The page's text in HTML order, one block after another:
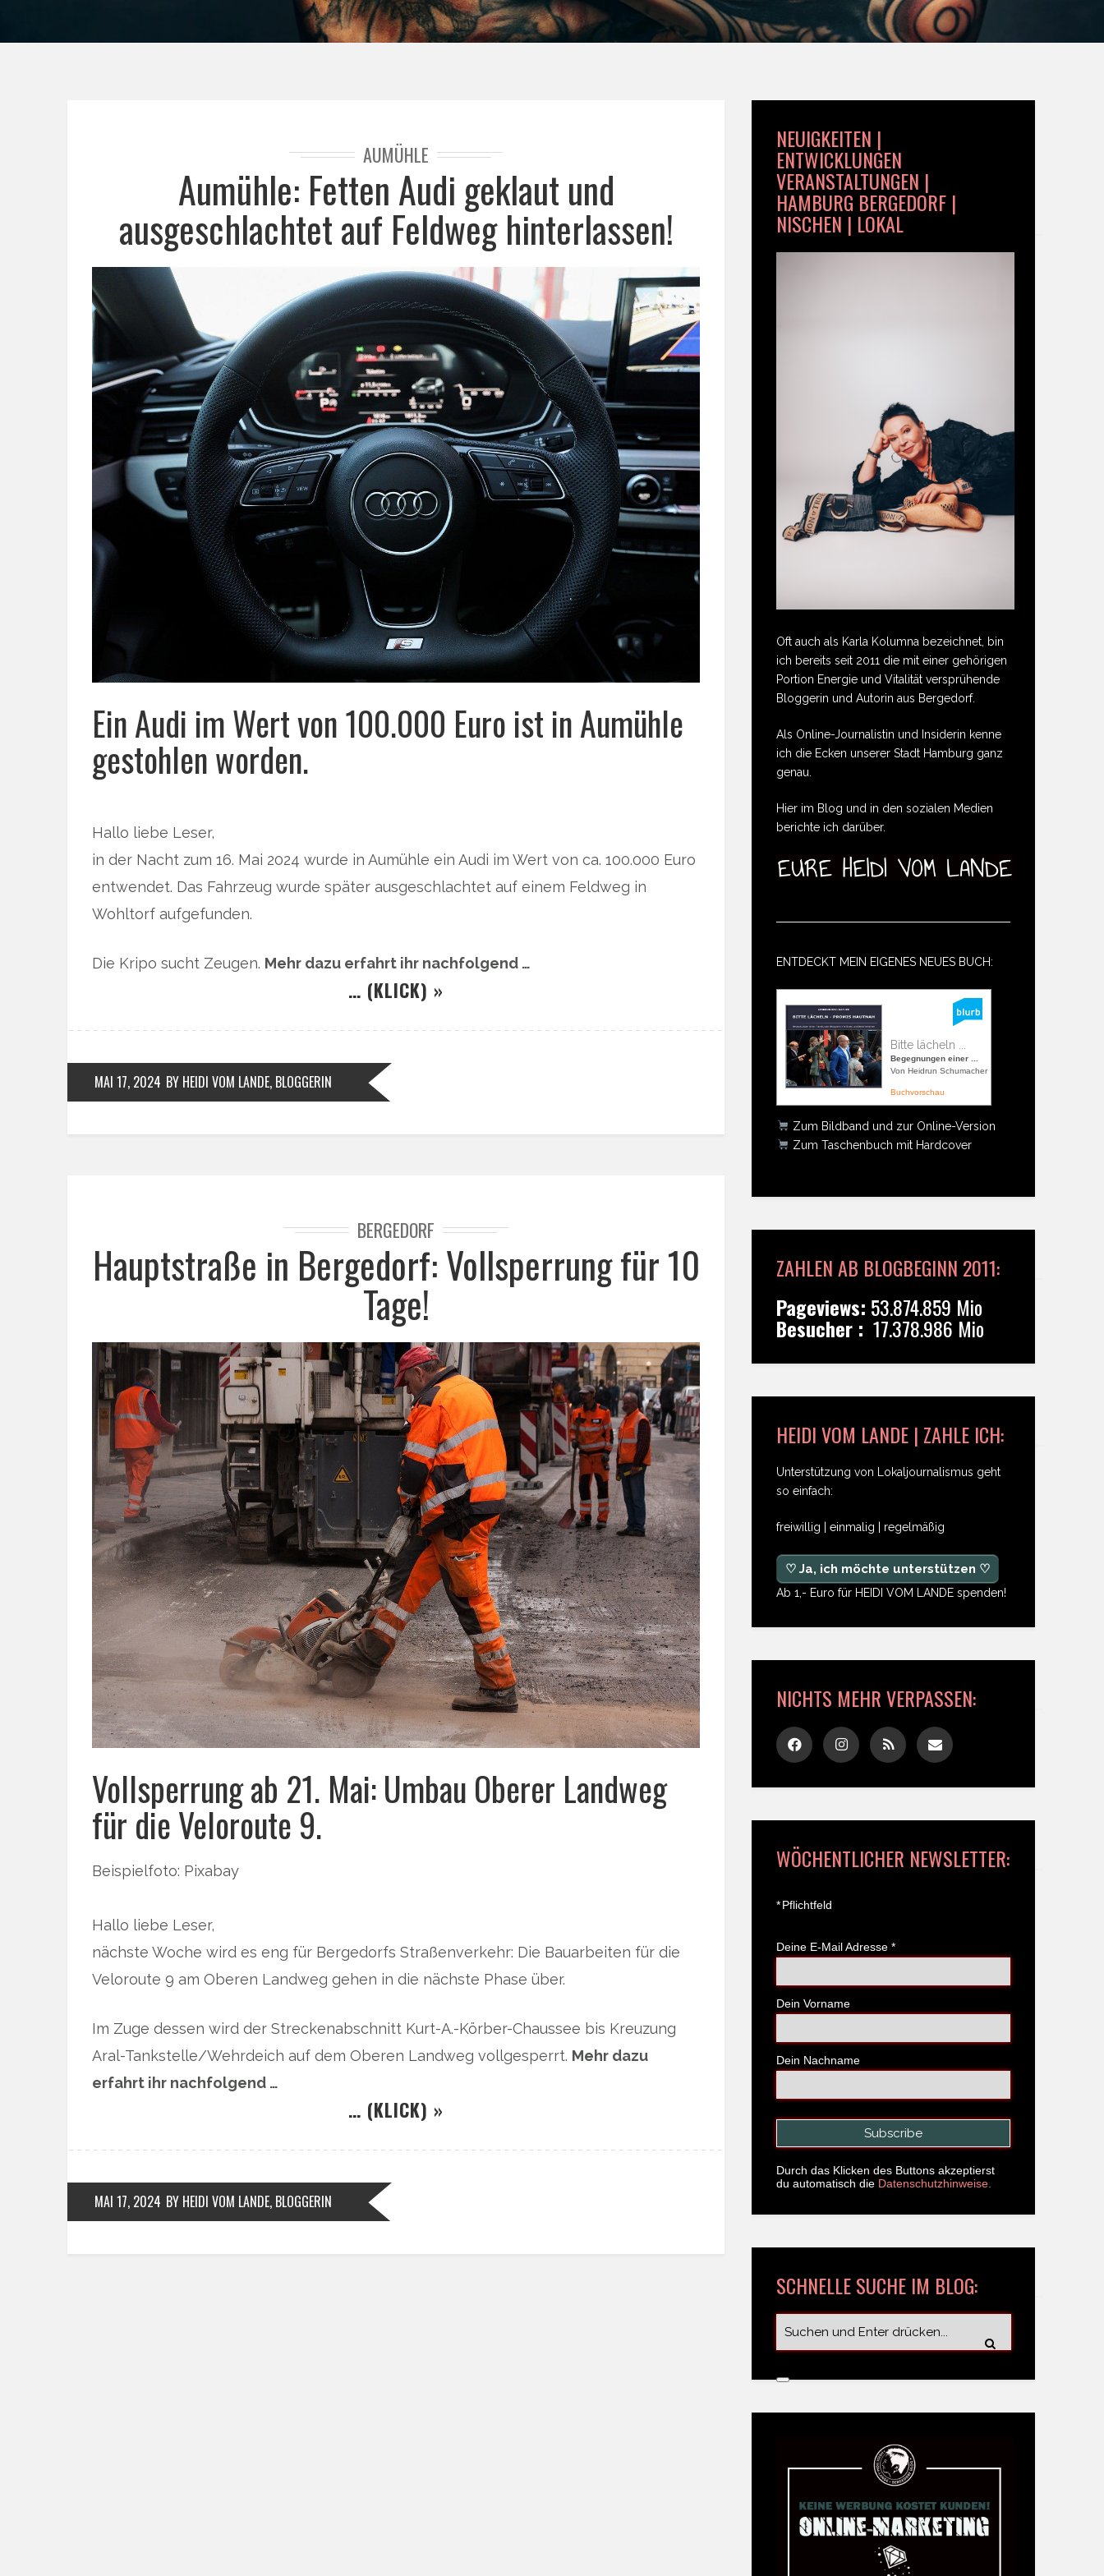
AUMÜHLE
Aumühle: Fetten Audi geklaut und
ausgeschlachtet auf Feldweg hinterlassen!
Ein Audi im Wert von 100.000 Euro ist in Aumühle
gestohlen worden.
Hallo liebe Leser,
in der Nacht zum 16. Mai 2024 wurde in Aumühle ein Audi im Wert von ca. 100.000 Euro
entwendet. Das Fahrzeug wurde später ausgeschlachtet auf einem Feldweg in
Wohltorf aufgefunden.
Die Kripo sucht Zeugen. Mehr dazu erfahrt ihr nachfolgend …
… (KLICK) »
MAI 17, 2024 BY HEIDI VOM LANDE, BLOGGERIN
BERGEDORF
Hauptstraße in Bergedorf: Vollsperrung für 10
Tage!
Vollsperrung ab 21. Mai: Umbau Oberer Landweg
für die Veloroute 9.
Beispielfoto: Pixabay
Hallo liebe Leser,
nächste Woche wird es eng für Bergedorfs Straßenverkehr: Die Bauarbeiten für die
Veloroute 9 am Oberen Landweg gehen in die nächste Phase über.
Im Zuge dessen wird der Streckenabschnitt Kurt-A.-Körber-Chaussee bis Kreuzung
Aral-Tankstelle/Wehrdeich auf dem Oberen Landweg vollgesperrt. Mehr dazu
erfahrt ihr nachfolgend …
… (KLICK) »
MAI 17, 2024 BY HEIDI VOM LANDE, BLOGGERIN
NEUIGKEITEN |
ENTWICKLUNGEN
VERANSTALTUNGEN |
HAMBURG BERGEDORF |
NISCHEN | LOKAL
Oft auch als Karla Kolumna bezeichnet, bin
ich bereits seit 2011 die mit einer gehörigen
Portion Energie und Vitalität versprühende
Bloggerin und Autorin aus Bergedorf.
Als Online-Journalistin und Insiderin kenne
ich die Ecken unserer Stadt Hamburg ganz
genau.
Hier im Blog und in den sozialen Medien
berichte ich darüber.
ENTDECKT MEIN EIGENES NEUES BUCH:
Bitte lächeln ...
Begegnungen einer ...
Von Heidrun Schumacher
Buchvorschau
Zum Bildband und zur Online-Version
Zum Taschenbuch mit Hardcover
ZAHLEN AB BLOGBEGINN 2011:
Pageviews: 53.874.859 Mio
Besucher : 17.378.986 Mio
HEIDI VOM LANDE | ZAHLE ICH:
Unterstützung von Lokaljournalismus geht
so einfach:
freiwillig | einmalig | regelmäßig
♡ Ja, ich möchte unterstützen ♡
Ab 1,- Euro für HEIDI VOM LANDE spenden!
NICHTS MEHR VERPASSEN:
WÖCHENTLICHER NEWSLETTER:
*Pflichtfeld
Deine E-Mail Adresse *
Dein Vorname
Dein Nachname
Durch das Klicken des Buttons akzeptierst
du automatisch die Datenschutzhinweise.
SCHNELLE SUCHE IM BLOG: